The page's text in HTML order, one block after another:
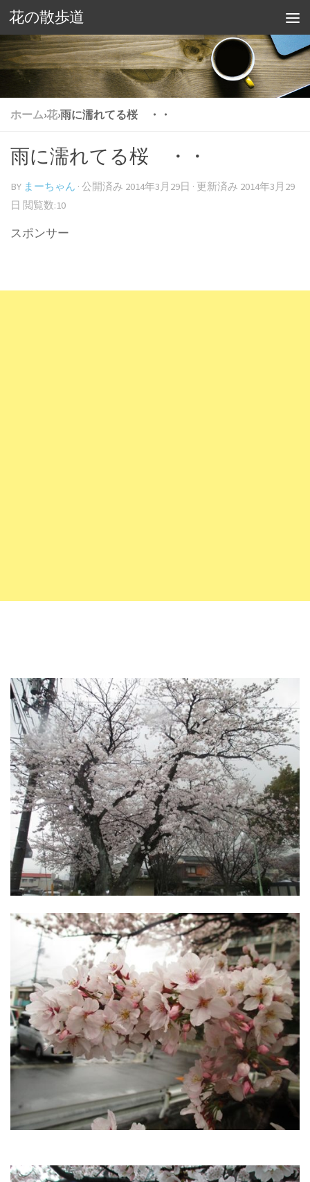
花の散歩道
ホーム›花›雨に濡れてる桜 ・・
雨に濡れてる桜 ・・
BY まーちゃん · 公開済み 2014年3月29日 · 更新済み 2014年3月29
日 閲覧数:10
スポンサー